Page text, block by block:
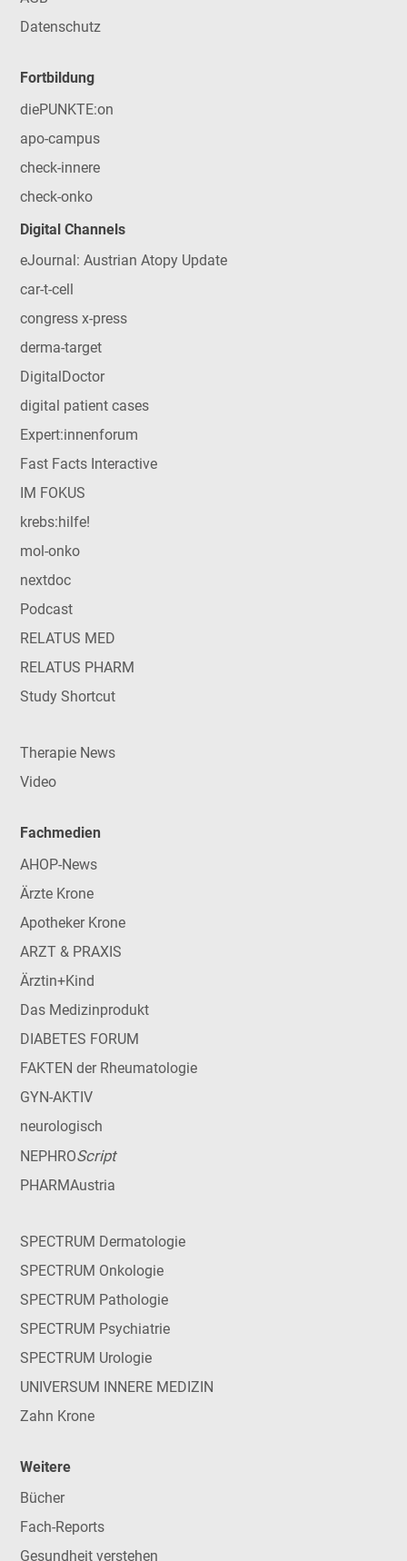
Datenschutz
Fortbildung
diePUNKTE:on
apo-campus
check-innere
check-onko
Digital Channels
eJournal: Austrian Atopy Update
car-t-cell
congress x-press
derma-target
DigitalDoctor
digital patient cases
Expert:innenforum
Fast Facts Interactive
IM FOKUS
krebs:hilfe!
mol-onko
nextdoc
Podcast
RELATUS MED
RELATUS PHARM
Study Shortcut
Therapie News
Video
Fachmedien
AHOP-News
Ärzte Krone
Apotheker Krone
ARZT & PRAXIS
Ärztin+Kind
Das Medizinprodukt
DIABETES FORUM
FAKTEN der Rheumatologie
GYN-AKTIV
neurologisch
NEPHROScript
PHARMAustria
SPECTRUM Dermatologie
SPECTRUM Onkologie
SPECTRUM Pathologie
SPECTRUM Psychiatrie
SPECTRUM Urologie
UNIVERSUM INNERE MEDIZIN
Zahn Krone
Weitere
Bücher
Fach-Reports
Gesundheit verstehen